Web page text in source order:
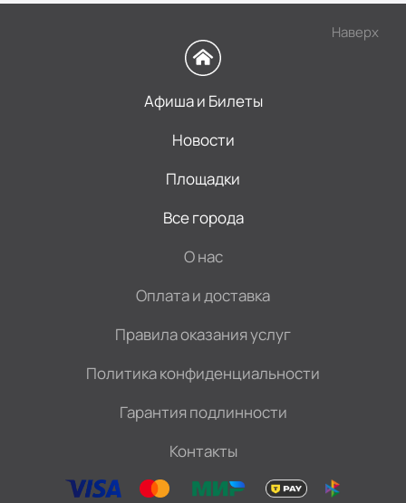
Наверх
Афиша и Билеты
Новости
Площадки
Все города
О нас
Оплата и доставка
Правила оказания услуг
Политика конфиденциальности
Гарантия подлинности
Контакты